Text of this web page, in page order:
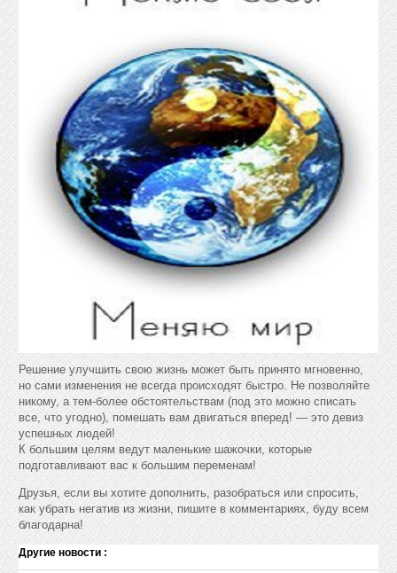
Решение улучшить свою жизнь может быть принято мгновенно,
но сами изменения не всегда происходят быстро. Не позволяйте
никому, а тем-более обстоятельствам (под это можно списать
все, что угодно), помешать вам двигаться вперед! — это девиз
успешных людей!
К большим целям ведут маленькие шажочки, которые
подготавливают вас к большим переменам!
Друзья, если вы хотите дополнить, разобраться или спросить,
как убрать негатив из жизни, пишите в комментариях, буду всем
благодарна!
Другие новости :